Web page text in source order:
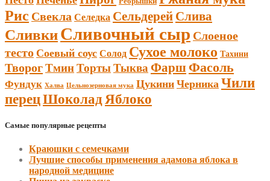
Рис Свекла Селедка Сельдерей Слива
СливкиСливочный сыр Слоеное
тесто Соевый соус Солод Сухое молоко Тахини
ТворогТминТортыТыква ФаршФасоль
Фундук Халва Цельнозерновая мука Цукини Черника Чили
перецШоколад Яблоко
Самые популярные рецепты
Краюшки с семечками
Лучшие способы применения адамова яблока в
народной медицине